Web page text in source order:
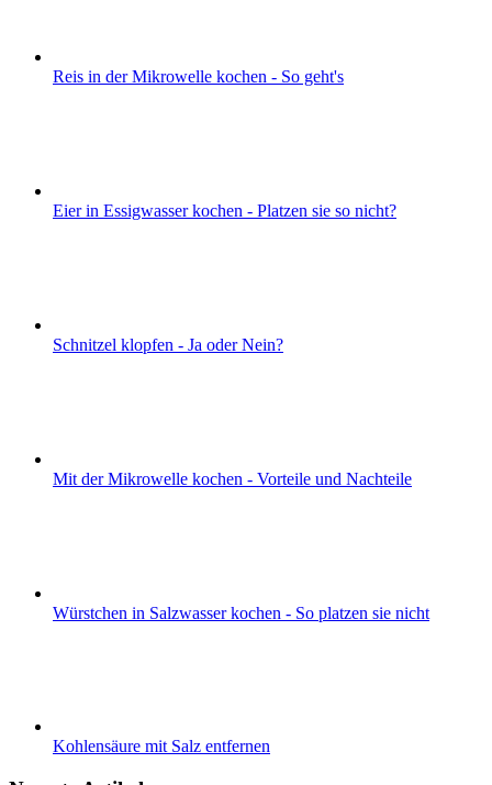
Reis in der Mikrowelle kochen - So geht's
Eier in Essigwasser kochen - Platzen sie so nicht?
Schnitzel klopfen - Ja oder Nein?
Mit der Mikrowelle kochen - Vorteile und Nachteile
Würstchen in Salzwasser kochen - So platzen sie nicht
Kohlensäure mit Salz entfernen